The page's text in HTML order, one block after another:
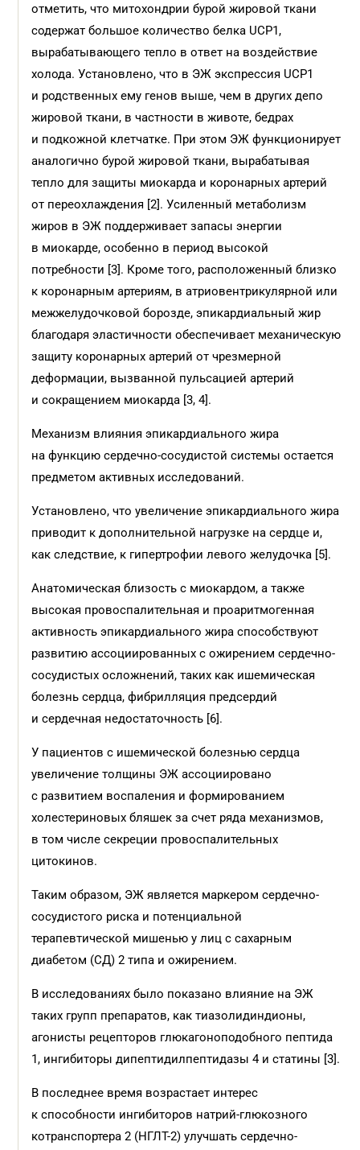
отметить, что митохондрии бурой жировой ткани
содержат большое количество белка UCP1,
вырабатывающего тепло в ответ на воздействие
холода. Установлено, что в ЭЖ экспрессия UCP1
и родственных ему генов выше, чем в других депо
жировой ткани, в частности в животе, бедрах
и подкожной клетчатке. При этом ЭЖ функционирует
аналогично бурой жировой ткани, вырабатывая
тепло для защиты миокарда и коронарных артерий
от переохлаждения [2]. Усиленный метаболизм
жиров в ЭЖ поддерживает запасы энергии
в миокарде, особенно в период высокой
потребности [3]. Кроме того, расположенный близко
к коронарным артериям, в атриовентрикулярной или
межжелудочковой борозде, эпикардиальный жир
благодаря эластичности обеспечивает механическую
защиту коронарных артерий от чрезмерной
деформации, вызванной пульсацией артерий
и сокращением миокарда [3, 4].
Механизм влияния эпикардиального жира
на функцию сердечно-сосудистой системы остается
предметом активных исследований.
Установлено, что увеличение эпикардиального жира
приводит к дополнительной нагрузке на сердце и,
как следствие, к гипертрофии левого желудочка [5].
Анатомическая близость с миокардом, а также
высокая провоспалительная и проаритмогенная
активность эпикардиального жира способствуют
развитию ассоциированных с ожирением сердечно-
сосудистых осложнений, таких как ишемическая
болезнь сердца, фибрилляция предсердий
и сердечная недостаточность [6].
У пациентов с ишемической болезнью сердца
увеличение толщины ЭЖ ассоциировано
с развитием воспаления и формированием
холестериновых бляшек за счет ряда механизмов,
в том числе секреции провоспалительных
цитокинов.
Таким образом, ЭЖ является маркером сердечно-
сосудистого риска и потенциальной
терапевтической мишенью у лиц с сахарным
диабетом (СД) 2 типа и ожирением.
В исследованиях было показано влияние на ЭЖ
таких групп препаратов, как тиазолидиндионы,
агонисты рецепторов глюкагоноподобного пептида
1, ингибиторы дипептидилпептидазы 4 и статины [3].
В последнее время возрастает интерес
к способности ингибиторов натрий-глюкозного
котранспортера 2 (НГЛТ-2) улучшать сердечно-